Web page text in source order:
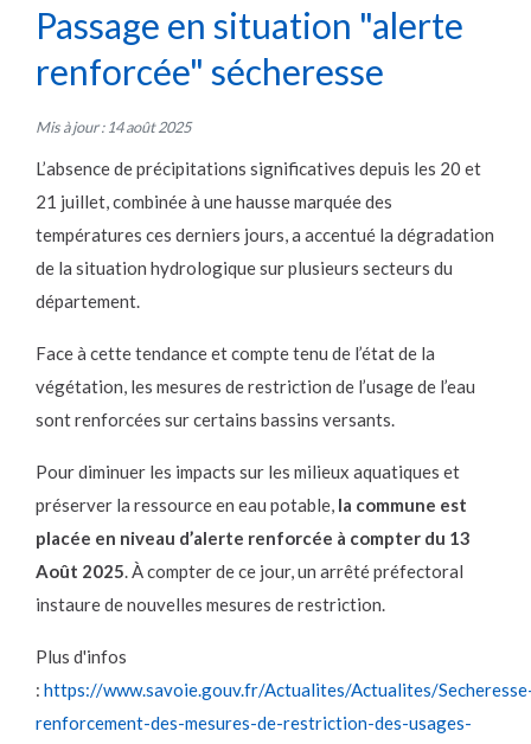
Passage en situation "alerte
renforcée" sécheresse
Mis à jour : 14 août 2025
L’absence de précipitations significatives depuis les 20 et
21 juillet, combinée à une hausse marquée des
températures ces derniers jours, a accentué la dégradation
de la situation hydrologique sur plusieurs secteurs du
département.
Face à cette tendance et compte tenu de l’état de la
végétation, les mesures de restriction de l’usage de l’eau
sont renforcées sur certains bassins versants.
Pour diminuer les impacts sur les milieux aquatiques et
préserver la ressource en eau potable, la commune est
placée en niveau d’alerte renforcée à compter du 13
Août 2025. À compter de ce jour, un arrêté préfectoral
instaure de nouvelles mesures de restriction.
Plus d'infos
: https://www.savoie.gouv.fr/Actualites/Actualites/
renforcement-des-mesures-de-restriction-des-usages-